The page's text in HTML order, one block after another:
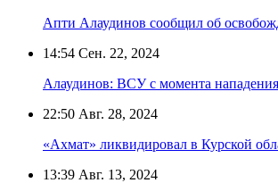
Апти Алаудинов сообщил об
14:54 Сен. 22, 2024
Алаудинов: ВСУ с момента
22:50 Авг. 28, 2024
«Ахмат» ликвидировал в Курской
13:39 Авг. 13, 2024